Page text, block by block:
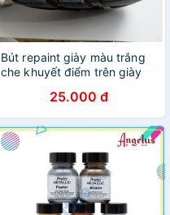
Bút repaint giày màu trắng
che khuyết điểm trên giày
25.000 đ